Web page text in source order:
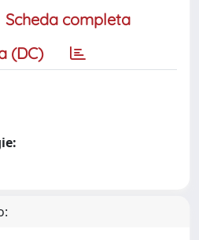
Scheda completa
(DC)